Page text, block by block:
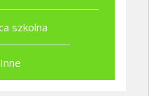
szkolna